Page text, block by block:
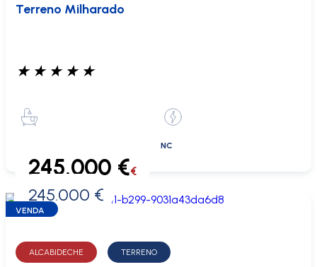
Terreno Milharado
★ ★ ★ ★ ★
NC
0 €
245.000 €€
245.000 €
VENDA
ALCABIDECHE TERRENO